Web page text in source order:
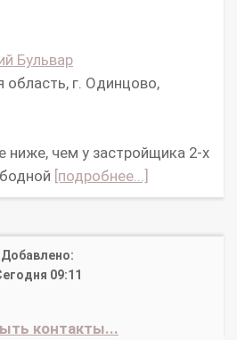
Бульвар
область, г. Одинцово,
ниже, чем у застройщика 2-х
[подробнее...]
Добавлено:
09:11
контакты...